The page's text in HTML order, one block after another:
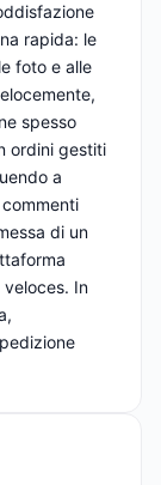
rapida: le
foto e alle
spesso
ordini gestiti
a
di un
veloces. In